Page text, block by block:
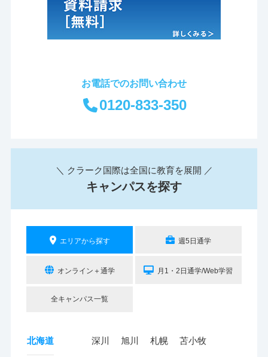
お電話でのお問い合わせ
0120-833-350
＼ クラーク国際は全国に教育を展開 ／
キャンパスを探す
エリアから探す 週5日通学
オンライン＋通学 月1・2日通学/Web学習
全キャンパス一覧
北海道 深川 旭川 札幌 苫小牧